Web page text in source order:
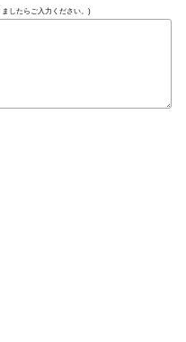
したらご入力ください。)